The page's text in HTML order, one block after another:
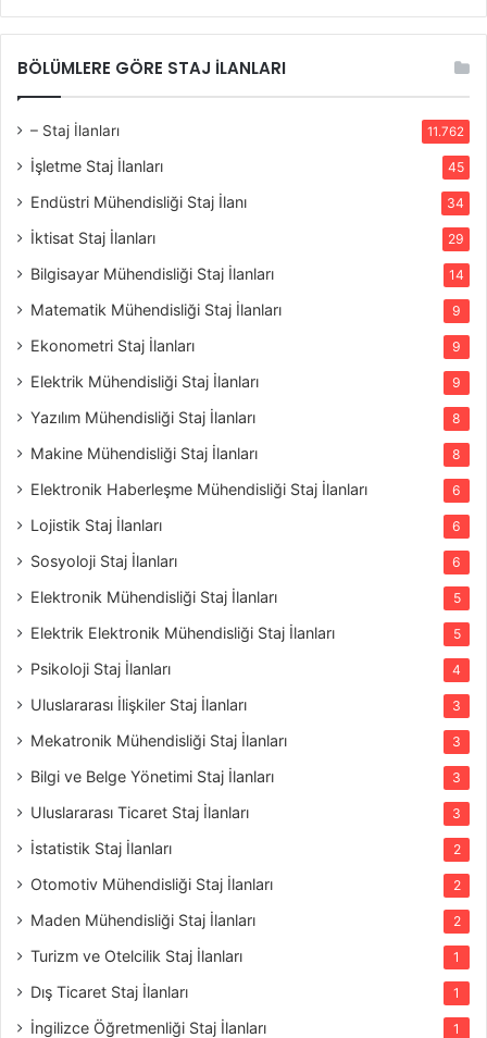
BÖLÜMLERE GÖRE STAJ İLANLARI
– Staj İlanları 11.762
İşletme Staj İlanları 45
Endüstri Mühendisliği Staj İlanı 34
İktisat Staj İlanları 29
Bilgisayar Mühendisliği Staj İlanları 14
Matematik Mühendisliği Staj İlanları 9
Ekonometri Staj İlanları 9
Elektrik Mühendisliği Staj İlanları 9
Yazılım Mühendisliği Staj İlanları 8
Makine Mühendisliği Staj İlanları 8
Elektronik Haberleşme Mühendisliği Staj İlanları 6
Lojistik Staj İlanları 6
Sosyoloji Staj İlanları 6
Elektronik Mühendisliği Staj İlanları 5
Elektrik Elektronik Mühendisliği Staj İlanları 5
Psikoloji Staj İlanları 4
Uluslararası İlişkiler Staj İlanları 3
Mekatronik Mühendisliği Staj İlanları 3
Bilgi ve Belge Yönetimi Staj İlanları 3
Uluslararası Ticaret Staj İlanları 3
İstatistik Staj İlanları 2
Otomotiv Mühendisliği Staj İlanları 2
Maden Mühendisliği Staj İlanları 2
Turizm ve Otelcilik Staj İlanları 1
Dış Ticaret Staj İlanları 1
İngilizce Öğretmenliği Staj İlanları 1